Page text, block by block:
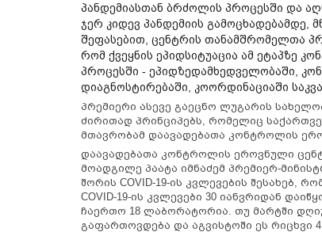
პანდემიასთან ბრძოლის პროცესში და
ჯერ კიდევ პანდემიის გამოცხადებამდე,
შეფასებით, ცენტრის თანამშრომელთა
რომ ქვეყნის ეპიდსიტუაცია ამ ეტაპზე
პროცესში - ეპიდზედამხედველობაში,
დიაგნოსტირებაში, კოორდინაციაში
პრემიერი ასევე გაეცნო ლუგარის
ძირითად პრინციპებს, რომელიც
მთავრობამ დაავადებათა კონტროლის
დაავადებათა კონტროლის ეროვნული
მოადგილე პაატა იმნაძემ პრემიერ-
შორის COVID-19-ის კვლევების
COVID-19-ის კვლევები 30 იანვრიდან
ჩაერთო 18 ლაბორატორია. თუ მარტში
გაფართოვდება და აგვისტოში ეს რიცხვი